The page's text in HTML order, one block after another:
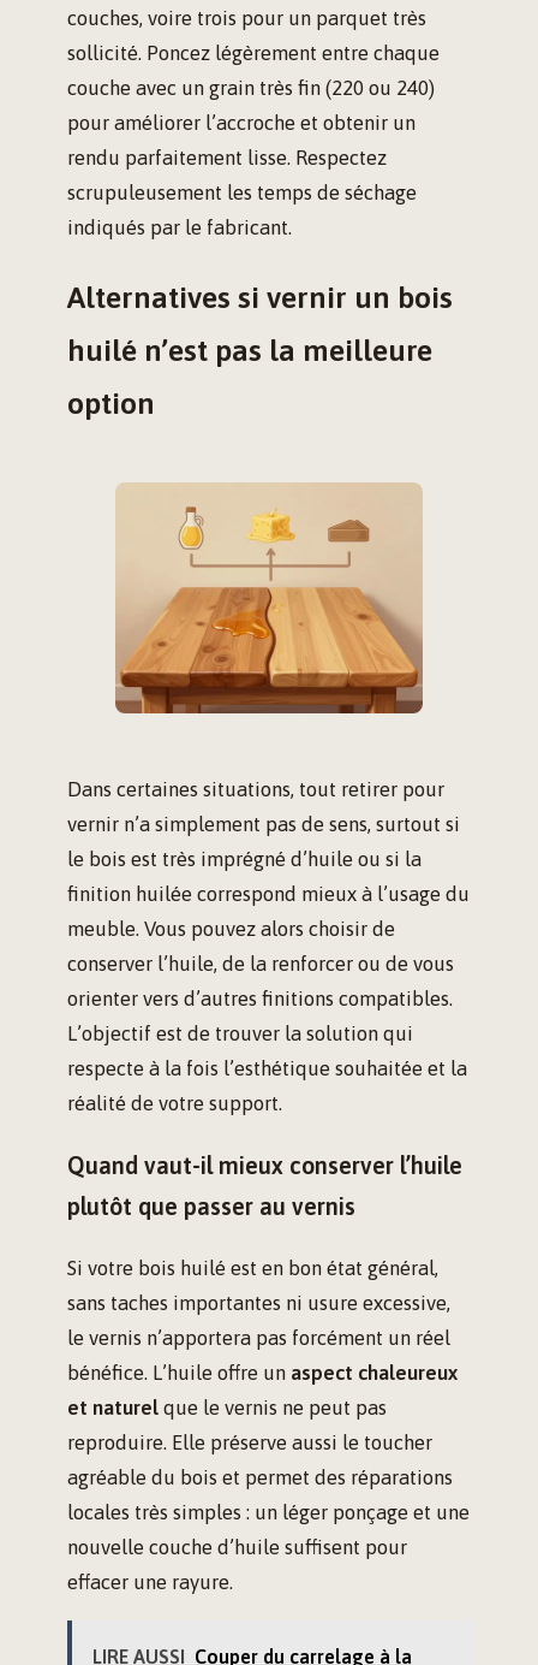
couches, voire trois pour un parquet très
sollicité. Poncez légèrement entre chaque
couche avec un grain très fin (220 ou 240)
pour améliorer l’accroche et obtenir un
rendu parfaitement lisse. Respectez
scrupuleusement les temps de séchage
indiqués par le fabricant.
Alternatives si vernir un bois
huilé n’est pas la meilleure
option
Dans certaines situations, tout retirer pour
vernir n’a simplement pas de sens, surtout si
le bois est très imprégné d’huile ou si la
finition huilée correspond mieux à l’usage du
meuble. Vous pouvez alors choisir de
conserver l’huile, de la renforcer ou de vous
orienter vers d’autres finitions compatibles.
L’objectif est de trouver la solution qui
respecte à la fois l’esthétique souhaitée et la
réalité de votre support.
Quand vaut-il mieux conserver l’huile
plutôt que passer au vernis
Si votre bois huilé est en bon état général,
sans taches importantes ni usure excessive,
le vernis n’apportera pas forcément un réel
bénéfice. L’huile offre un aspect chaleureux
et naturel que le vernis ne peut pas
reproduire. Elle préserve aussi le toucher
agréable du bois et permet des réparations
locales très simples : un léger ponçage et une
nouvelle couche d’huile suffisent pour
effacer une rayure.
LIRE AUSSI
Couper du carrelage à la